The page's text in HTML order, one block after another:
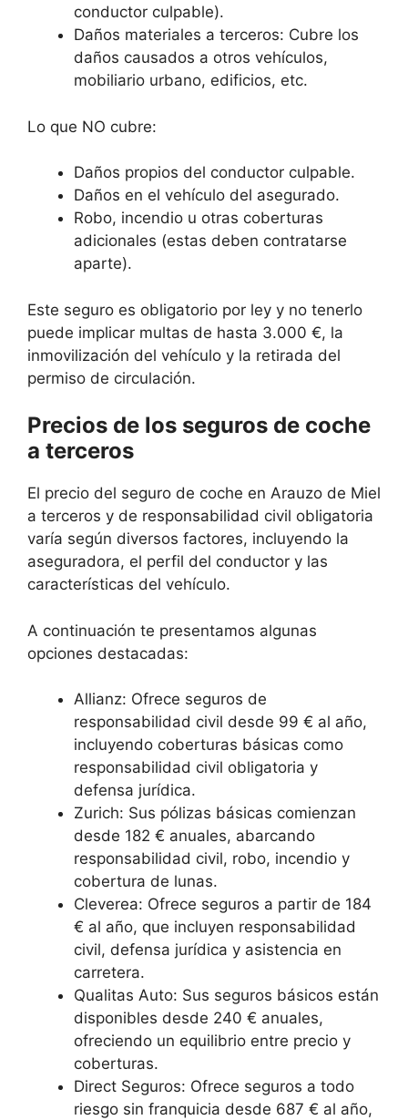
conductor culpable).
Daños materiales a terceros: Cubre los
daños causados a otros vehículos,
mobiliario urbano, edificios, etc.
Lo que NO cubre:
Daños propios del conductor culpable.
Daños en el vehículo del asegurado.
Robo, incendio u otras coberturas
adicionales (estas deben contratarse
aparte).
Este seguro es obligatorio por ley y no tenerlo
puede implicar multas de hasta 3.000 €, la
inmovilización del vehículo y la retirada del
permiso de circulación.
Precios de los seguros de coche
a terceros
El precio del seguro de coche en Arauzo de Miel
a terceros y de responsabilidad civil obligatoria
varía según diversos factores, incluyendo la
aseguradora, el perfil del conductor y las
características del vehículo.
A continuación te presentamos algunas
opciones destacadas:
Allianz: Ofrece seguros de
responsabilidad civil desde 99 € al año,
incluyendo coberturas básicas como
responsabilidad civil obligatoria y
defensa jurídica.
Zurich: Sus pólizas básicas comienzan
desde 182 € anuales, abarcando
responsabilidad civil, robo, incendio y
cobertura de lunas.
Cleverea: Ofrece seguros a partir de 184
€ al año, que incluyen responsabilidad
civil, defensa jurídica y asistencia en
carretera.
Qualitas Auto: Sus seguros básicos están
disponibles desde 240 € anuales,
ofreciendo un equilibrio entre precio y
coberturas.
Direct Seguros: Ofrece seguros a todo
riesgo sin franquicia desde 687 € al año,